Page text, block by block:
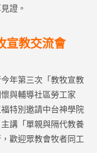
證。
宣教交流會
年第三次「教牧宣教
與輔導社區勞工家
特別邀請中台神學院
講「單親與隔代教養
歡迎眾教會牧者同工